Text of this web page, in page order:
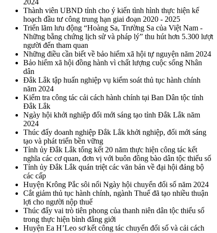
2024
Thành viên UBND tỉnh cho ý kiến tình hình thực hiện kế
hoạch đầu tư công trung hạn giai đoạn 2020 - 2025
Triển lãm lưu động “Hoàng Sa, Trường Sa của Việt Nam -
Những bằng chứng lịch sử và pháp lý” thu hút hơn 5.300 lượt
người đến tham quan
Những điều cần biết về bảo hiểm xã hội tự nguyện năm 2024
Bảo hiểm xã hội đồng hành vì chất lượng cuộc sống Nhân
dân
Đắk Lắk tập huấn nghiệp vụ kiểm soát thủ tục hành chính
năm 2024
Kiểm tra công tác cải cách hành chính tại Ban Dân tộc tỉnh
Đắk Lắk
Ngày hội khởi nghiệp đổi mới sáng tạo tỉnh Đắk Lắk năm
2024
Thúc đẩy doanh nghiệp Đắk Lắk khởi nghiệp, đổi mới sáng
tạo và phát triển bền vững
Tỉnh ủy Đắk Lắk tổng kết 20 năm thực hiện công tác kết
nghĩa các cơ quan, đơn vị với buôn đồng bào dân tộc thiểu số
Tỉnh ủy Đắk Lắk quán triệt các văn bản về đại hội đảng bộ
các cấp
Huyện Krông Pắc sôi nổi Ngày hội chuyển đổi số năm 2024
Cắt giảm thủ tục hành chính, ngành Thuế đã tạo nhiều thuận
lợi cho người nộp thuế
Thúc đẩy vai trò tiên phong của thanh niên dân tộc thiểu số
trong thực hiện bình đẳng giới
Huyện Ea H’Leo sơ kết công tác chuyển đổi số và cải cách